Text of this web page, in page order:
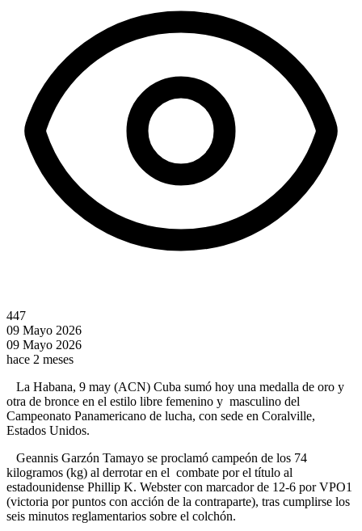
447
09 Mayo 2026
09 Mayo 2026
hace 2 meses
La Habana, 9 may (ACN) Cuba sumó hoy una medalla de oro y
otra de bronce en el estilo libre femenino y masculino del
Campeonato Panamericano de lucha, con sede en Coralville,
Estados Unidos.
Geannis Garzón Tamayo se proclamó campeón de los 74
kilogramos (kg) al derrotar en el combate por el título al
estadounidense Phillip K. Webster con marcador de 12-6 por VPO1
(victoria por puntos con acción de la contraparte), tras cumplirse los
seis minutos reglamentarios sobre el colchón.